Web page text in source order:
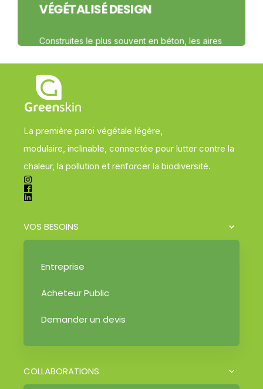
VÉGÉTALISÉ DESIGN
Construites le plus souvent en béton, les aires
COMMENCER À LIRE
La première paroi végétale légère,
modulaire, inclinable, connectée pour lutter contre la
chaleur, la pollution et renforcer la biodiversité.
VOS BESOINS
Entreprise
Acheteur Public
Demander un devis
COLLABORATIONS